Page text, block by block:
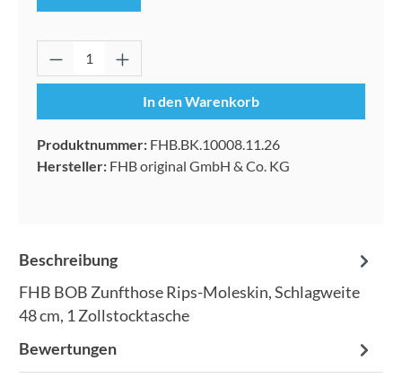
Produkt Anzahl: Gib den gewünschten
In den Warenkorb
Produktnummer: FHB.BK.10008.11.26
Hersteller: FHB original GmbH & Co. KG
Beschreibung
FHB BOB Zunfthose Rips-Moleskin, Schlagweite
48 cm, 1 Zollstocktasche
Bewertungen